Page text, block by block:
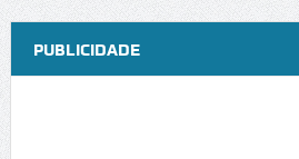
PUBLICIDADE